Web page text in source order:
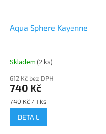
Aqua Sphere Kayenne
Skladem (2 ks)
612 Kč bez DPH
740 Kč
Měrná
cena:
740 Kč / 1 ks
DETAIL